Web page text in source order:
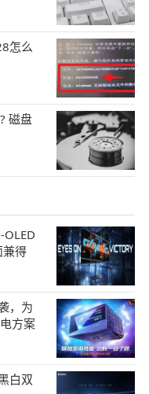
怎么
磁盘
得
，为
方案
白双